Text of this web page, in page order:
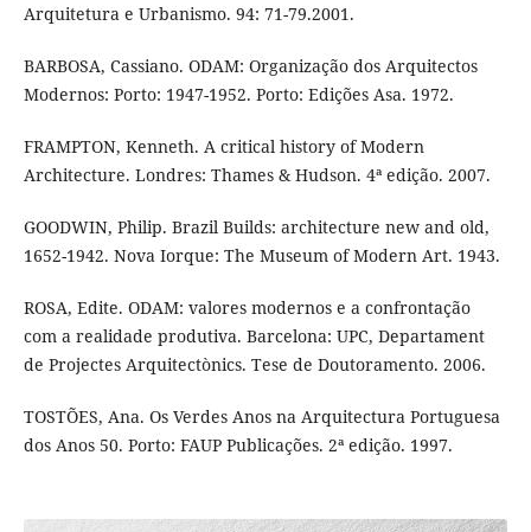
Arquitetura e Urbanismo. 94: 71-79.2001.
BARBOSA, Cassiano. ODAM: Organização dos Arquitectos
Modernos: Porto: 1947-1952. Porto: Edições Asa. 1972.
FRAMPTON, Kenneth. A critical history of Modern
Architecture. Londres: Thames & Hudson. 4ª edição. 2007.
GOODWIN, Philip. Brazil Builds: architecture new and old,
1652-1942. Nova Iorque: The Museum of Modern Art. 1943.
ROSA, Edite. ODAM: valores modernos e a confrontação
com a realidade produtiva. Barcelona: UPC, Departament
de Projectes Arquitectònics. Tese de Doutoramento. 2006.
TOSTÕES, Ana. Os Verdes Anos na Arquitectura Portuguesa
dos Anos 50. Porto: FAUP Publicações. 2ª edição. 1997.